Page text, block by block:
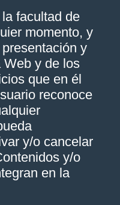
facultad de
momento, y
y
Web y de los
que en él
reconoce
y/o cancelar
y/o
en la